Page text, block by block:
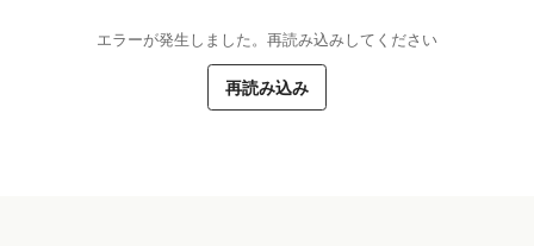
エラーが発生しました。再読み込みしてください
再読み込み